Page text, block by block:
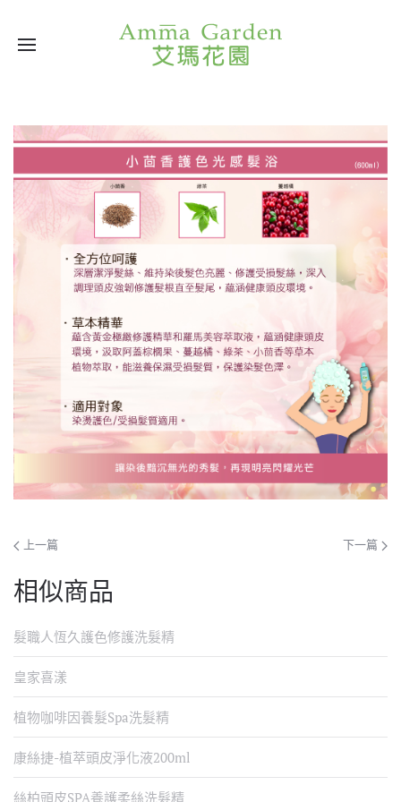
上一篇 下一篇
相似商品
髮職人恆久護色修護洗髮精
皇家喜漾
植物咖啡因養髮Spa洗髮精
康絲捷-植萃頭皮淨化液200ml
絲柏頭皮SPA養護柔絲洗髮精